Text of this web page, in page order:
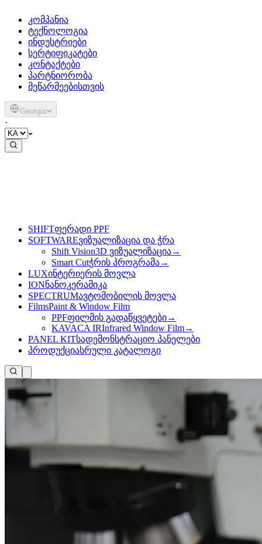
კომპანია
ტექნოლოგია
ინდუსტრიები
სერტიფიკატები
კონტაქტები
პარტნიორობა
მეწარმეებისთვის
Georgia
·
SHIFTფერადი PPF
SOFTWAREვიზუალიზაცია და ჭრა
Shift Vision3D ვიზუალიზაცია→
Smart Cutჭრის პროგრამა→
LUXინტერიერის მოვლა
IONნანოკერამიკა
SPECTRUMავტომობილის მოვლა
FilmsPaint & Window Film
PPFფილმის გადაწყვეტები→
KAVACA IRInfrared Window Film→
PANEL KITსადემონსტრაციო პანელები
პროდუქციასრული კატალოგი